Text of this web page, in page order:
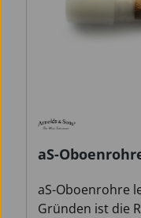
aS-
aS-Oboenrohre
Gründen ist die